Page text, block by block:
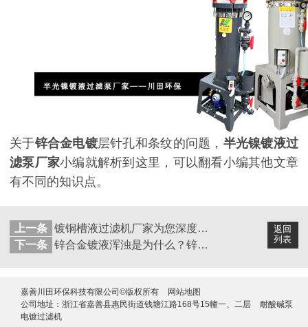
关于锌合金电镀层针孔和条纹的问题， 半光镍镀液过
滤泵厂家小编就解析到这里，可以翻看小编其他文章
有不同的知识点。
返回
列表
上一条
镀铜槽液过滤机厂家为您深度解析碱性镀锌的生产故障及排除办法！
下一条
锌合金镀液浑浊是为什么？锌合金镀液过滤机厂家为您解析！
嘉善川田环保科技有限公司©版权所有
网站地图
公司地址：浙江省嘉善县惠民街道钱塘江路168号15幢一、二层
耐酸碱泵
电镀过滤机